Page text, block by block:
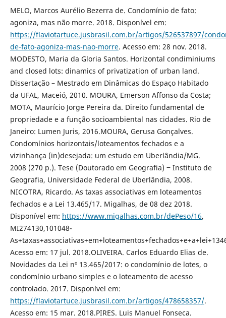
MELO, Marcos Aurélio Bezerra de. Condomínio de fato:
agoniza, mas não morre. 2018. Disponível em:
https://flaviotartuce.jusbrasil.com.br/artigos/526537897/
de-fato-agoniza-mas-nao-morre. Acesso em: 28 nov. 2018.
MODESTO, Maria da Gloria Santos. Horizontal condiminiums
and closed lots: dinamics of privatization of urban land.
Dissertação – Mestrado em Dinâmicas do Espaço Habitado
da UFAL, Maceió, 2010. MOURA, Emerson Affonso da Costa;
MOTA, Maurício Jorge Pereira da. Direito fundamental de
propriedade e a função socioambiental nas cidades. Rio de
Janeiro: Lumen Juris, 2016.MOURA, Gerusa Gonçalves.
Condomínios horizontais/loteamentos fechados e a
vizinhança (in)desejada: um estudo em Uberlândia/MG.
2008 (270 p.). Tese (Doutorado em Geografia) ‒ Instituto de
Geografia, Universidade Federal de Uberlândia, 2008.
NICOTRA, Ricardo. As taxas associativas em loteamentos
fechados e a Lei 13.465/17. Migalhas, de 08 dez 2018.
Disponível em: https://www.migalhas.com.br/dePeso/16,
MI274130,101048-
Acesso em: 17 jul. 2018.OLIVEIRA. Carlos Eduardo Elias de.
Novidades da Lei nº 13.465/2017: o condomínio de lotes, o
condomínio urbano simples e o loteamento de acesso
controlado. 2017. Disponível em:
https://flaviotartuce.jusbrasil.com.br/artigos/478658357/.
Acesso em: 15 mar. 2018.PIRES. Luis Manuel Fonseca.